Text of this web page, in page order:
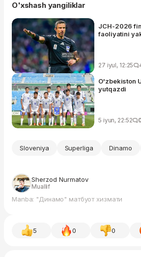
O'xshash yangiliklar
JCH-2026
faoliyatini
27 iyul, 12:25
O'zbekiston
yutqazdi
5 iyun, 22:52
Sloveniya Superliga Dinamo
Sherzod Nurmatov
Muallif
Manba: "Динамо" матбуот хизмати
5 0 0